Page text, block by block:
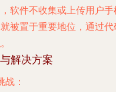
软件不收集或上传用户
被置于重要地位，通过
解决方案
：